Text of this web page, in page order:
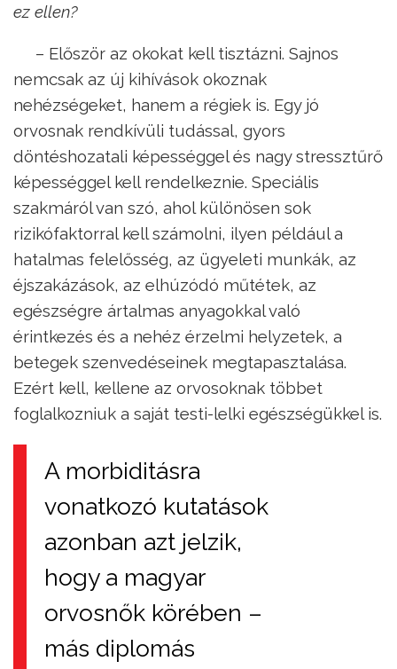
ez ellen?
– Először az okokat kell tisztázni. Sajnos
nemcsak az új kihívások okoznak
nehézségeket, hanem a régiek is. Egy jó
orvosnak rendkívüli tudással, gyors
döntéshozatali képességgel és nagy stressztűrő
képességgel kell rendelkeznie. Speciális
szakmáról van szó, ahol különösen sok
rizikófaktorral kell számolni, ilyen például a
hatalmas felelősség, az ügyeleti munkák, az
éjszakázások, az elhúzódó műtétek, az
egészségre ártalmas anyagokkal való
érintkezés és a nehéz érzelmi helyzetek, a
betegek szenvedéseinek megtapasztalása.
Ezért kell, kellene az orvosoknak többet
foglalkozniuk a saját testi-lelki egészségükkel is.
A morbiditásra
vonatkozó kutatások
azonban azt jelzik,
hogy a magyar
orvosnők körében –
más diplomás